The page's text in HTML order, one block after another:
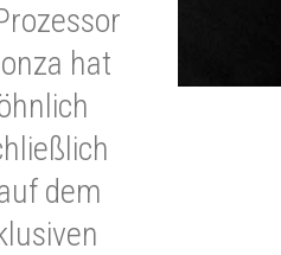
hat
dem